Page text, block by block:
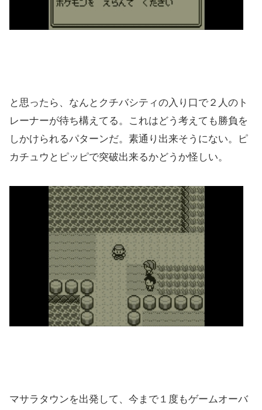
と思ったら、なんとクチバシティの入り口で２人のト
レーナーが待ち構えてる。これはどう考えても勝負を
しかけられるパターンだ。素通り出来そうにない。ピ
カチュウとピッピで突破出来るかどうか怪しい。
マサラタウンを出発して、今まで１度もゲームオーバ